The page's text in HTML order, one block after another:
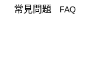
常見問題 FAQ